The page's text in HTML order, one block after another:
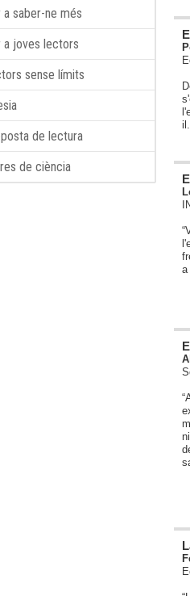
a saber-ne més
a joves lectors
sense límits
de lectura
de ciència
a